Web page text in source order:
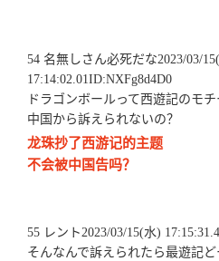
54 名無しさん必死だな2023/03/
17:14:02.01ID:NXFg8d4D0
ドラゴンボールって西遊記のモ
中国から訴えられないの？
龙珠抄了西游记的主题
不会被中国告吗？
55 レント2023/03/15(水)
そんなんで訴えられたら最遊記